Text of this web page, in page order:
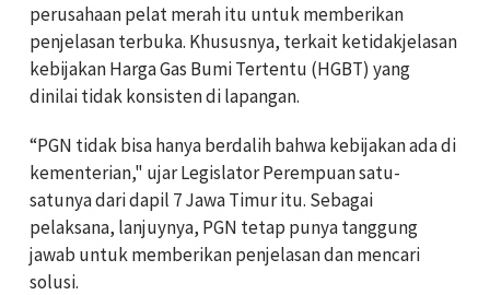
perusahaan pelat merah itu untuk memberikan
penjelasan terbuka. Khususnya, terkait ketidakjelasan
kebijakan Harga Gas Bumi Tertentu (HGBT) yang
dinilai tidak konsisten di lapangan.
“PGN tidak bisa hanya berdalih bahwa kebijakan ada di
kementerian," ujar Legislator Perempuan satu-
satunya dari dapil 7 Jawa Timur itu. Sebagai
pelaksana, lanjuynya, PGN tetap punya tanggung
jawab untuk memberikan penjelasan dan mencari
solusi.